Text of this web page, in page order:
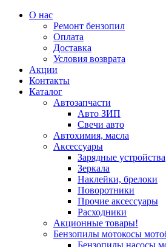
О нас
Ремонт бензопил
Оплата
Доставка
Условия возврата
Акции
Контакты
Каталог
Автозапчасти
Авто ЗИП
Свечи авто
Автохимия, масла
Аксессуары
Зарядные устройства
Зеркала
Наклейки, брелоки
Поворотники
Прочие аксессуары
Расходники
Акционные товары!
Бензопилы мотокосы